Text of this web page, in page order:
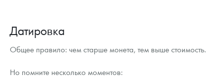
Датировка
Общее правило: чем старше монета, тем выше стоимость.
Но помните несколько моментов: